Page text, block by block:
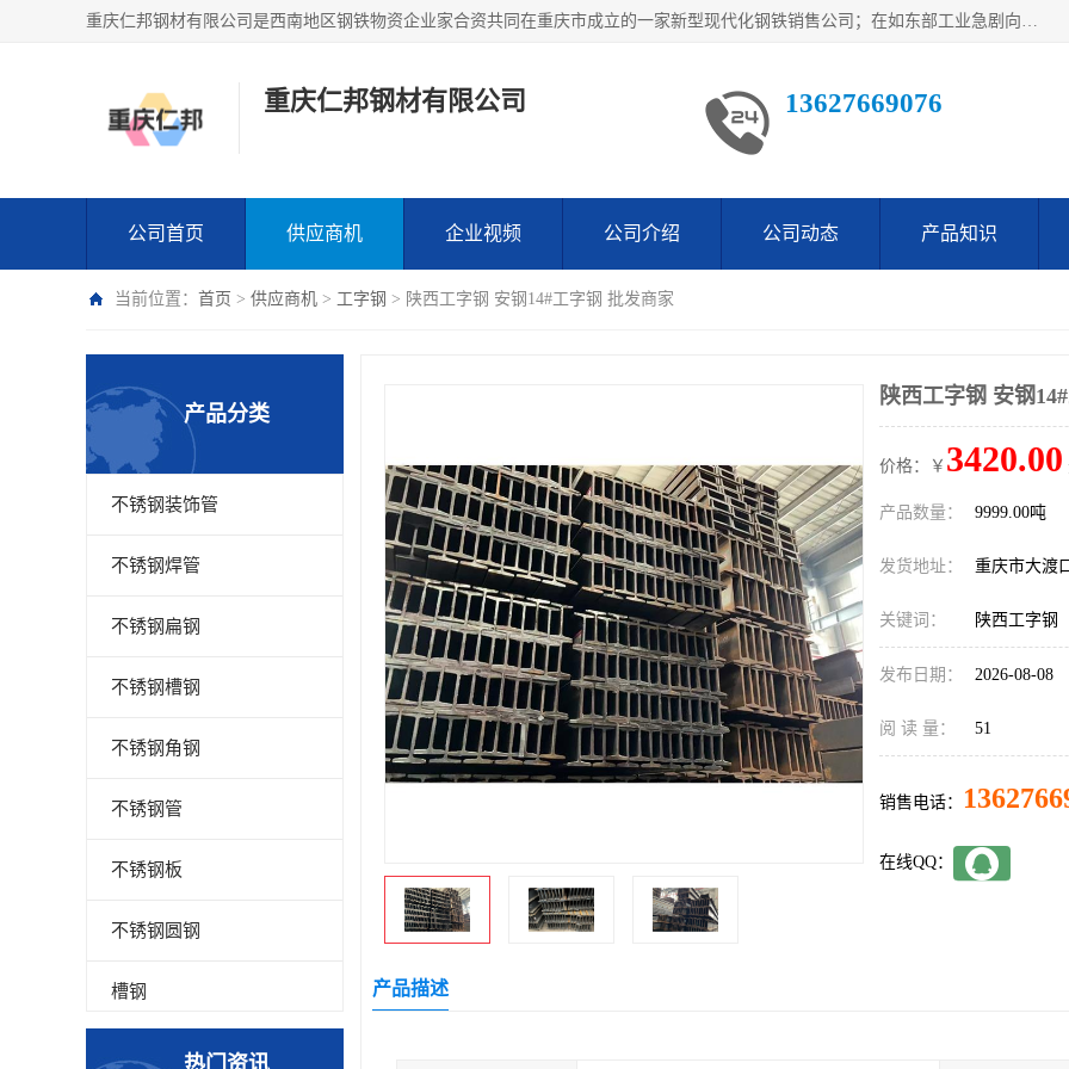
重庆仁邦钢材有限公司是西南地区钢铁物资企业家合资共同在重庆市成立的一家新型现代化钢铁销售公司；在如东部工业急剧向西部转移，西部大建工厂区及国家水利水电项目，我司力抓不断完善自我产品结构优化，让自己的钢铁产品广泛传播于这些大型再建项目
重庆仁邦钢材有限公司 13627669076
公司首页 供应商机 企业视频 公司介绍 公司动态 产品知识
当前位置： 首页 > 供应商机 > 工字钢 > 陕西工字钢 安钢14#工字钢 批发商家
产品分类
不锈钢装饰管
不锈钢焊管
不锈钢扁钢
不锈钢槽钢
不锈钢角钢
不锈钢管
不锈钢板
不锈钢圆钢
槽钢
热门资讯
陕西工字钢 安钢
价格：￥ 3420.00
产品数量： 9999.00吨
发货地址： 重庆市大渡
关键词： 陕西工字钢
发布日期： 2026-08-08
阅 读 量： 51
销售电话：
在线QQ：
产品描述